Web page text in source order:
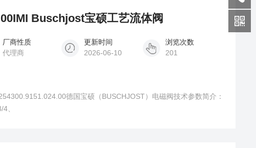
Buschjost宝硕工艺流体阀
厂商性质
代理商
更新时间
2026-06-10
浏览次数
201
德国宝硕（BUSCHJOST）电磁阀技术参数简介：
、